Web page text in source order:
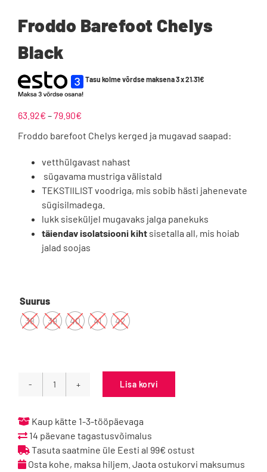
Froddo Barefoot Chelys
Black
Tasu kolme võrdse maksena 3 x21.31€
63.92€ –79.90€
kuni
79.90€
Froddo barefoot Chelys kerged ja mugavad saapad:
vetthülgavast nahast
sügavama mustriga välistald
TEKSTIILIST voodriga, mis sobib hästi jahenevate
sügisilmadega.
lukk siseküljel mugavaks jalga panekuks
täiendav isolatsiooni kiht sisetalla all, mis hoiab
jalad soojas
Suurus
38 39 40 41 42
Froddo
Chelys
Black
kogus
Lisa korvi
Kaup kätte 1-3-tööpäevaga
14 päevane tagastusvõimalus
Tasuta saatmine üle Eesti al 99€ ostust
Osta kohe, maksa hiljem. Jaota ostukorvi maksumus